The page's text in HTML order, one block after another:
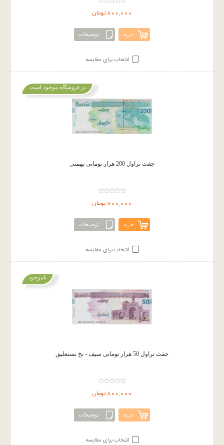
800,000 تومان
خرید توضیحات
انتخاب برای مقایسه
جفت تراول 200 هزار تومانی بهمنی
700,000 تومان
خرید توضیحات
در فروشگاه موجود است.
انتخاب برای مقایسه
جفت تراول 50 هزار تومانی سیف - نخ نستعلیق
800,000 تومان
خرید توضیحات
ناموجود
انتخاب برای مقایسه